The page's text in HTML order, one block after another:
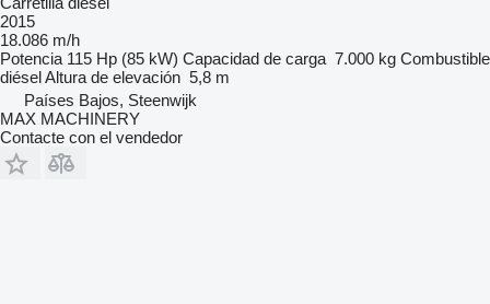
2015
18.086 m/h
Potencia 115 Hp (85 kW) Capacidad de carga 7.000 kg Combustible
diéselAltura de elevación 5,8 m
Países Bajos, Steenwijk
MAX MACHINERY
Contacte con el vendedor